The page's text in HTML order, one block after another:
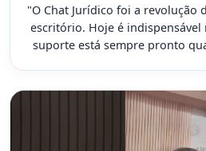
"O Chat Jurídico foi a revolução
escritório. Hoje é indispensável
suporte está sempre pronto